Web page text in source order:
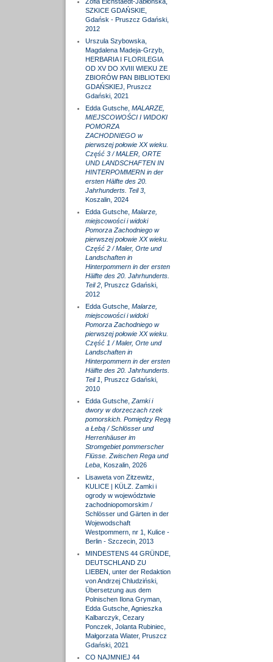
SZKICE GDAŃSKIE,
Gdańsk - Pruszcz Gdański,
2012
Urszula Szybowska,
Magdalena Madeja-Grzyb,
HERBARIA I FLORILEGIA
OD XV DO XVIII WIEKU ZE
ZBIORÓW PAN BIBLIOTEKI
GDAŃSKIEJ, Pruszcz
Gdański, 2021
Edda Gutsche, MALARZE,
MIEJSCOWOŚCI I WIDOKI
POMORZA
ZACHODNIEGO w
pierwszej połowie XX wieku.
Część 3 / MALER, ORTE
UND LANDSCHAFTEN IN
HINTERPOMMERN in der
ersten Hälfte des 20.
Jahrhunderts. Teil 3,
Koszalin, 2024
Edda Gutsche, Malarze,
miejscowości i widoki
Pomorza Zachodniego w
pierwszej połowie XX wieku.
Część 2 / Maler, Orte und
Landschaften in
Hinterpommern in der ersten
Hälfte des 20. Jahrhunderts.
Teil 2, Pruszcz Gdański,
2012
Edda Gutsche, Malarze,
miejscowości i widoki
Pomorza Zachodniego w
pierwszej połowie XX wieku.
Część 1 / Maler, Orte und
Landschaften in
Hinterpommern in der ersten
Hälfte des 20. Jahrhunderts.
Teil 1 , Pruszcz Gdański,
2010
Edda Gutsche, Zamki i
dwory w dorzeczach rzek
pomorskich. Pomiędzy Regą
a Łebą / Schlösser und
Herrenhäuser im
Stromgebiet pommerscher
Flüsse. Zwischen Rega und
Leba, Koszalin, 2026
Lisaweta von Zitzewitz,
KULICE | KÜLZ. Zamki i
ogrody w województwie
zachodniopomorskim /
Schlösser und Gärten in der
Wojewodschaft
Westpommern, nr 1, Kulice -
Berlin - Szczecin, 2013
MINDESTENS 44 GRÜNDE,
DEUTSCHLAND ZU
LIEBEN, unter der Redaktion
von Andrzej Chludziński,
Übersetzung aus dem
Polnischen Ilona Gryman,
Edda Gutsche, Agnieszka
Kalbarczyk, Cezary
Ponczek, Jolanta Rubiniec,
Małgorzata Wiater, Pruszcz
Gdański, 2021
CO NAJMNIEJ 44